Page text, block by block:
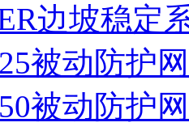
边坡稳定
被动防护
被动防护